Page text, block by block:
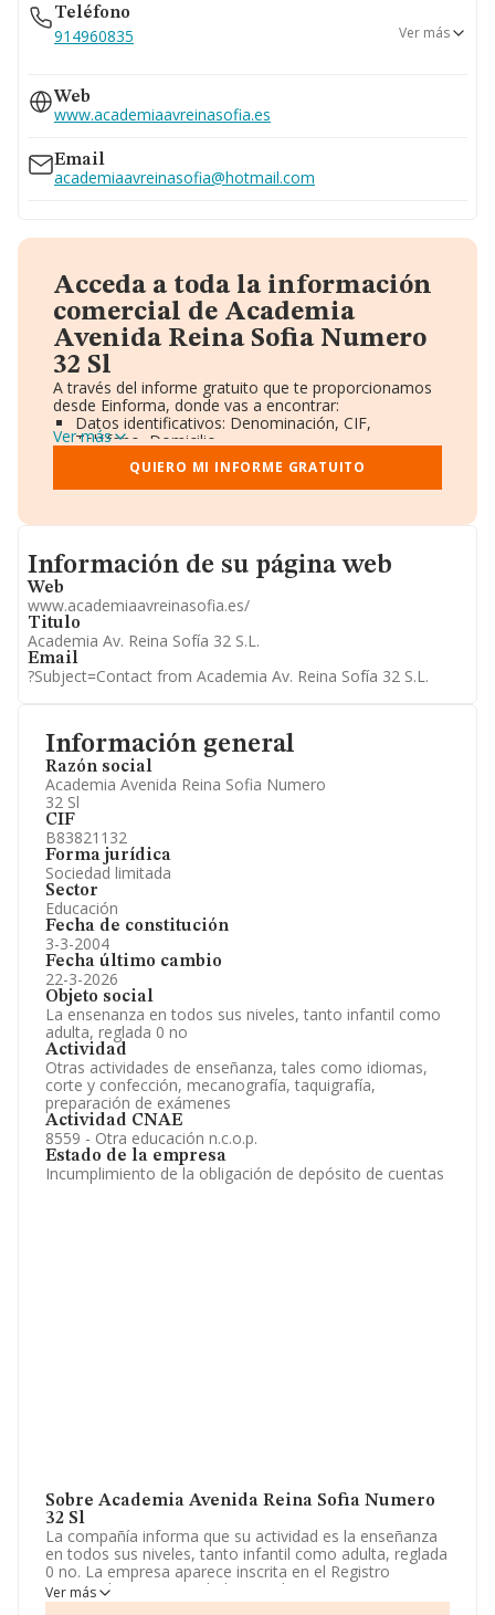
Información general
Razón social
Academia Avenida Reina Sofia Numero
32 Sl
CIF
B83821132
Forma jurídica
Sociedad limitada
Sector
Educación
Fecha de constitución
3-3-2004
Fecha último cambio
22-3-2026
Objeto social
La ensenanza en todos sus niveles, tanto infantil como
adulta, reglada 0 no
Actividad
Otras actividades de enseñanza, tales como idiomas,
corte y confección, mecanografía, taquigrafía,
preparación de exámenes
Actividad CNAE
8559 - Otra educación n.c.o.p.
Estado de la empresa
Incumplimiento de la obligación de depósito de cuentas
Sobre Academia Avenida Reina Sofia Numero
32 Sl
La compañía informa que su actividad es la enseñanza
en todos sus niveles, tanto infantil como adulta, reglada
0 no. La empresa aparece inscrita en el Registro
Mercantil como Sociedad Limitada. Tiene CNAE: 8559 -
'Otra educación n.c.o.p.'. No realiza actividad de
Ver más
Teléfono
914960835
609...
Ver teléfono 609...
Ver más
Web
www.academiaavreinasofia.es
Email
academiaavreinasofia@hotmail.com
Acceda a toda la información
comercial de Academia
Avenida Reina Sofia Numero
32 Sl
A través del informe gratuito que te proporcionamos
desde Einforma, donde vas a encontrar:
Datos identificativos: Denominación, CIF,
Teléfono, Domicilio.
Informe Mercantil Completo (BORME).
Gráficos de Evolución Ventas y Empleados.
Consejo de Administración y Administradores.
Accionistas.
Artículos de prensa publicados sobre la empresa.
Información oficial y registral complementaria.
Ver más
QUIERO MI INFORME GRATUITO
Informacion de su página web
Información de su página web
Web
www.academiaavreinasofia.es/
Titulo
Academia Av. Reina Sofía 32 S.L.
Email
?Subject=Contact from Academia Av. Reina Sofía 32 S.L.